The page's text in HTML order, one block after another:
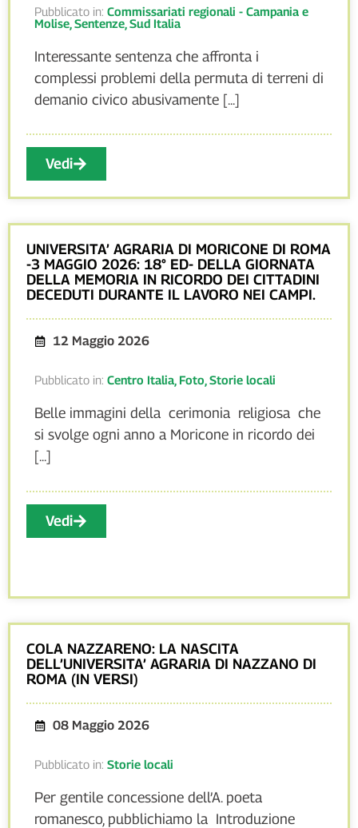
Pubblicato in: Commissariati regionali - Campania e
Molise, Sentenze, Sud Italia
Interessante sentenza che affronta i
complessi problemi della permuta di terreni di
demanio civico abusivamente [...]
Vedi
UNIVERSITA’ AGRARIA DI MORICONE DI ROMA
-3 MAGGIO 2026: 18° ED- DELLA GIORNATA
DELLA MEMORIA IN RICORDO DEI CITTADINI
DECEDUTI DURANTE IL LAVORO NEI CAMPI.
12 Maggio 2026
Pubblicato in: Centro Italia, Foto, Storie locali
Belle immagini della cerimonia religiosa che
si svolge ogni anno a Moricone in ricordo dei
[...]
Vedi
COLA NAZZARENO: LA NASCITA
DELL’UNIVERSITA’ AGRARIA DI NAZZANO DI
ROMA (IN VERSI)
08 Maggio 2026
Pubblicato in: Storie locali
Per gentile concessione dell’A. poeta
romanesco, pubblichiamo la Introduzione